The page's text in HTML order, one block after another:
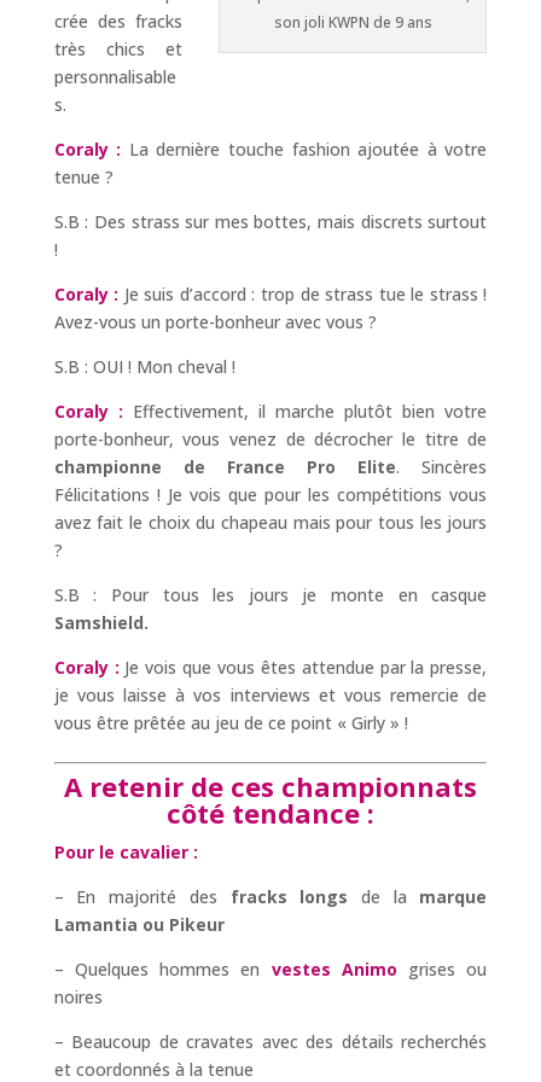
son joli KWPN de 9 ans
crée des fracks
très chics et
personnalisable
s.
Coraly : La dernière touche fashion ajoutée à votre
tenue ?
S.B : Des strass sur mes bottes, mais discrets surtout
!
Coraly : Je suis d’accord : trop de strass tue le strass !
Avez-vous un porte-bonheur avec vous ?
S.B : OUI ! Mon cheval !
Coraly : Effectivement, il marche plutôt bien votre
porte-bonheur, vous venez de décrocher le titre de
championne de France Pro Elite. Sincères
Félicitations ! Je vois que pour les compétitions vous
avez fait le choix du chapeau mais pour tous les jours
?
S.B : Pour tous les jours je monte en casque
Samshield.
Coraly : Je vois que vous êtes attendue par la presse,
je vous laisse à vos interviews et vous remercie de
vous être prêtée au jeu de ce point « Girly » !
A retenir de ces championnats
côté tendance :
Pour le cavalier :
– En majorité des fracks longs de la marque
Lamantia ou Pikeur
– Quelques hommes en vestes Animo grises ou
noires
– Beaucoup de cravates avec des détails recherchés
et coordonnés à la tenue